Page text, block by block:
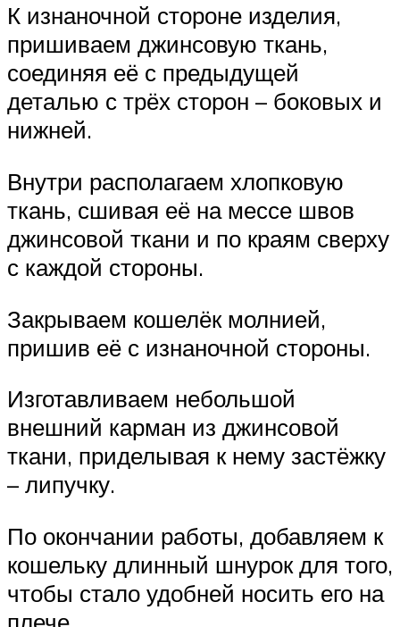
К изнаночной стороне изделия,
пришиваем джинсовую ткань,
соединяя её с предыдущей
деталью с трёх сторон – боковых и
нижней.
Внутри располагаем хлопковую
ткань, сшивая её на мессе швов
джинсовой ткани и по краям сверху
с каждой стороны.
Закрываем кошелёк молнией,
пришив её с изнаночной стороны.
Изготавливаем небольшой
внешний карман из джинсовой
ткани, приделывая к нему застёжку
– липучку.
По окончании работы, добавляем к
кошельку длинный шнурок для того,
чтобы стало удобней носить его на